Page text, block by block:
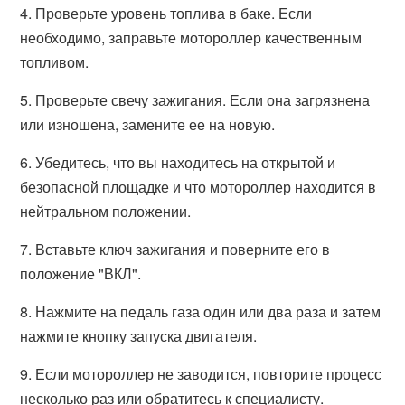
4. Проверьте уровень топлива в баке. Если
необходимо, заправьте мотороллер качественным
топливом.
5. Проверьте свечу зажигания. Если она загрязнена
или изношена, замените ее на новую.
6. Убедитесь, что вы находитесь на открытой и
безопасной площадке и что мотороллер находится в
нейтральном положении.
7. Вставьте ключ зажигания и поверните его в
положение "ВКЛ".
8. Нажмите на педаль газа один или два раза и затем
нажмите кнопку запуска двигателя.
9. Если мотороллер не заводится, повторите процесс
несколько раз или обратитесь к специалисту.